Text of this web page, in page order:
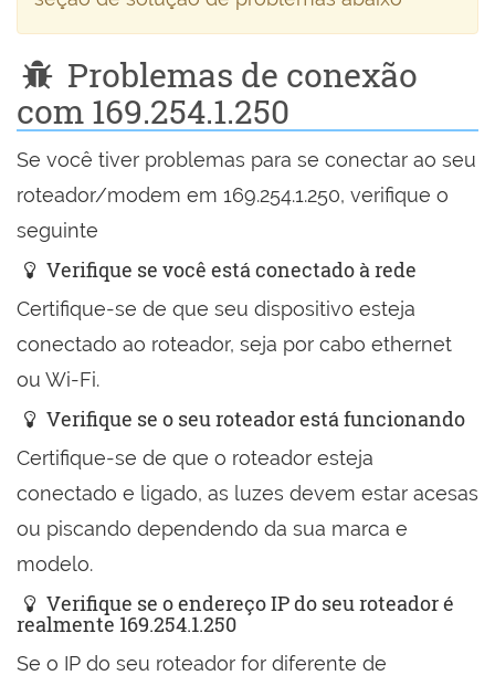
Problemas de conexão
com 169.254.1.250
Se você tiver problemas para se conectar ao seu
roteador/modem em 169.254.1.250, verifique o
seguinte
Verifique se você está conectado à rede
Certifique-se de que seu dispositivo esteja
conectado ao roteador, seja por cabo ethernet
ou Wi-Fi.
Verifique se o seu roteador está funcionando
Certifique-se de que o roteador esteja
conectado e ligado, as luzes devem estar acesas
ou piscando dependendo da sua marca e
modelo.
Verifique se o endereço IP do seu roteador é
realmente 169.254.1.250
Se o IP do seu roteador for diferente de